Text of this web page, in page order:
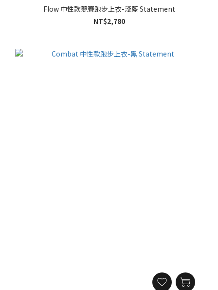
Flow 中性款競賽跑步上衣-淺藍 Statement
NT$2,780